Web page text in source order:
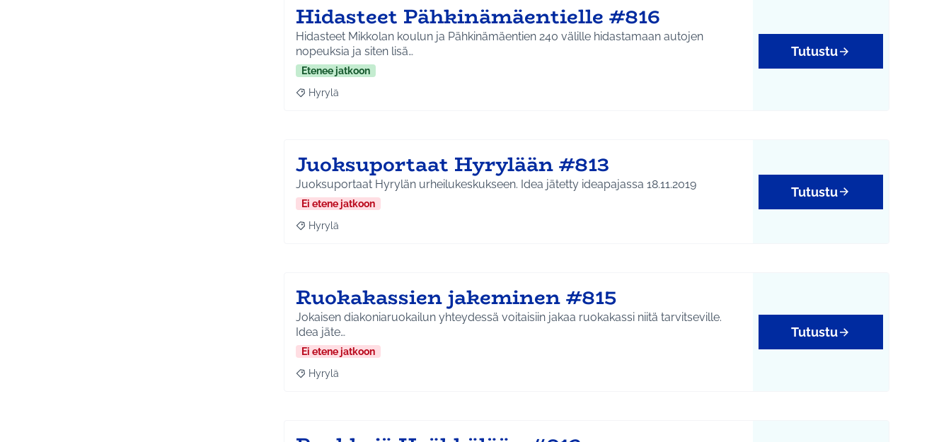
Hidasteet Pähkinämäentielle #816
Hidasteet Mikkolan koulun ja Pähkinämäentien 240 välille hidastamaan autojen
nopeuksia ja siten lisä…
Etenee jatkoon
Rajaa tulokset aihepiirin mukaan: Hyrylä
Hyrylä
Tutustu
Juoksuportaat Hyrylään #813
Juoksuportaat Hyrylän urheilukeskukseen. Idea jätetty ideapajassa 18.11.2019
Ei etene jatkoon
Rajaa tulokset aihepiirin mukaan: Hyrylä
Hyrylä
Tutustu
Ruokakassien jakeminen #815
Jokaisen diakoniaruokailun yhteydessä voitaisiin jakaa ruokakassi niitä tarvitseville.
Idea jäte…
Ei etene jatkoon
Rajaa tulokset aihepiirin mukaan: Hyrylä
Hyrylä
Tutustu